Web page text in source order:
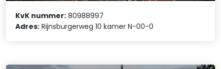
KvK nummer: 80988997
Adres: Rijnsburgerweg 10 kamer N-00-0